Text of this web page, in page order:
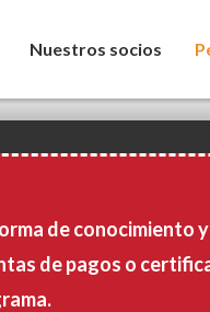
Nuestros socios
de conocimiento
de pagos o